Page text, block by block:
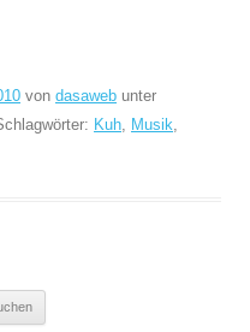
von dasaweb unter
Kuh Musik